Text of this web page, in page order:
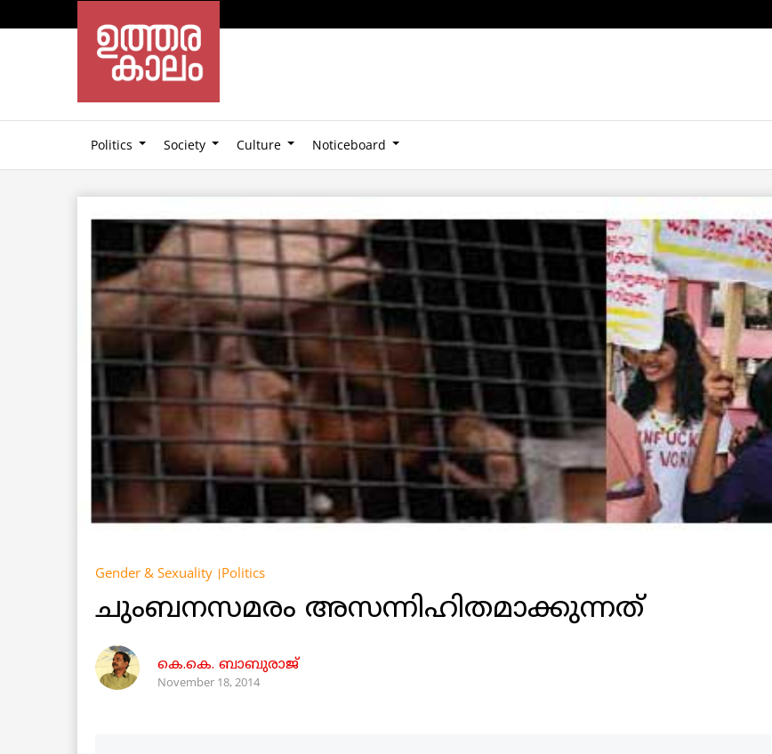
Politics Society Culture Noticeboard
Gender & Sexuality Politics
ചുംബനസമരം അസന്നിഹിതമാക്കുന്നത്
കെ.കെ. ബാബുരാജ്‌
November 18, 2014